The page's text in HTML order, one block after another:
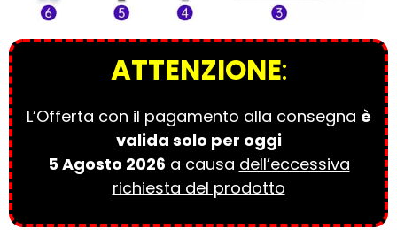
ATTENZIONE:
L’Offerta con il pagamento alla consegna è
valida solo per oggi
5 Agosto 2026 a causa dell’eccessiva
richiesta del prodotto